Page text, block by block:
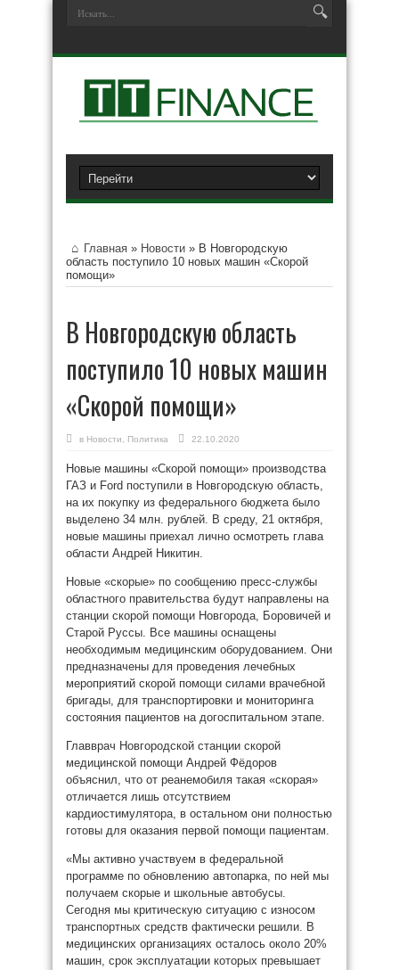
Главная » Новости » В Новгородскую
область поступило 10 новых машин «Скорой
помощи»
В Новгородскую область
поступило 10 новых машин
«Скорой помощи»
в Новости Политика 22.10.2020
Новые машины «Скорой помощи» производства
ГАЗ и Ford поступили в Новгородскую область,
на их покупку из федерального бюджета было
выделено 34 млн. рублей. В среду, 21 октября,
новые машины приехал лично осмотреть глава
области Андрей Никитин.
Новые «скорые» по сообщению пресс-службы
областного правительства будут направлены на
станции скорой помощи Новгорода, Боровичей и
Старой Руссы. Все машины оснащены
необходимым медицинским оборудованием. Они
предназначены для проведения лечебных
мероприятий скорой помощи силами врачебной
бригады, для транспортировки и мониторинга
состояния пациентов на догоспитальном этапе.
Главврач Новгородской станции скорой
медицинской помощи Андрей Фёдоров
объяснил, что от реанемобиля такая «скорая»
отличается лишь отсутствием
кардиостимулятора, в остальном они полностью
готовы для оказания первой помощи пациентам.
«Мы активно участвуем в федеральной
программе по обновлению автопарка, по ней мы
получаем скорые и школьные автобусы.
Сегодня мы критическую ситуацию с износом
транспортных средств фактически решили. В
медицинских организациях осталось около 20%
машин, срок эксплуатации которых превышает